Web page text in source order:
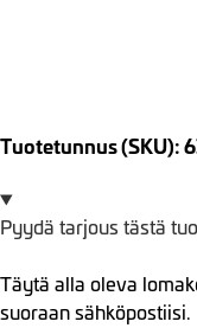
Tuotetunnus (SKU):
Pyydä tarjous tästä
Täytä alla oleva
suoraan sähköpostiisi.